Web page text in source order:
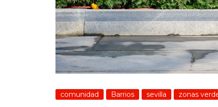
comunidad Barrios sevilla zonas